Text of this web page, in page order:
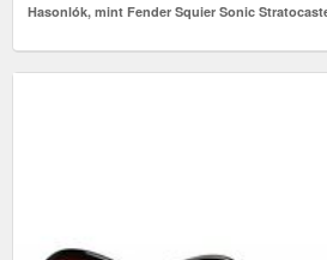
Hasonlók, mint Fender Squier Sonic